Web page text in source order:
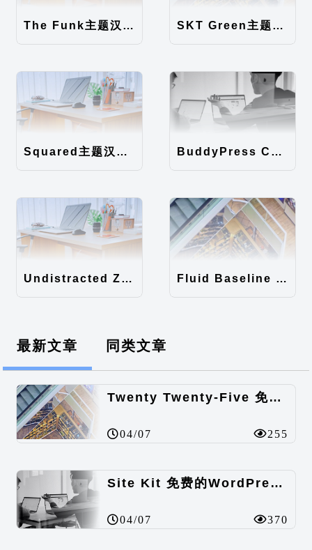
The Funk主题汉化包 SKT Green主题汉化包
Squared主题汉化包 BuddyPress Colours主题汉化包
Undistracted Zen主题汉化包 Fluid Baseline Grid主题汉化包
最新文章 同类文章
Twenty Twenty-Five 免费的WordPress内容主题
04/07 255
Site Kit 免费的WordPress数据统计插件
04/07 370